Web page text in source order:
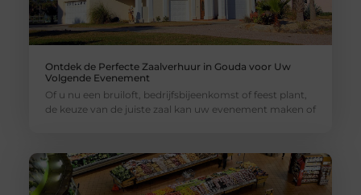
Ontdek de Perfecte Zaalverhuur in Gouda voor Uw
Volgende Evenement
Of u nu een bruiloft, bedrijfsbijeenkomst of feest plant,
de keuze van de juiste zaal kan uw evenement maken of